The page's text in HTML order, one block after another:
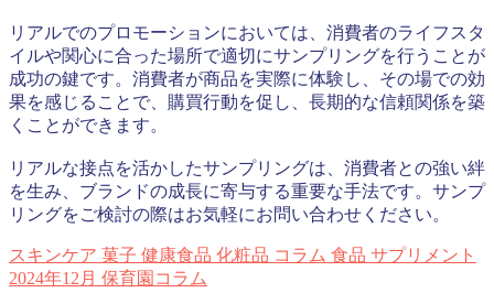
リアルでのプロモーションにおいては、消費者のライフスタ
イルや関心に合った場所で適切にサンプリングを行うことが
成功の鍵です。消費者が商品を実際に体験し、その場での効
果を感じることで、購買行動を促し、長期的な信頼関係を築
くことができます。
リアルな接点を活かしたサンプリングは、消費者との強い絆
を生み、ブランドの成長に寄与する重要な手法です。サンプ
リングをご検討の際はお気軽にお問い合わせください。
スキンケア 菓子 健康食品 化粧品 コラム 食品 サプリメント
2024年12月 保育園コラム